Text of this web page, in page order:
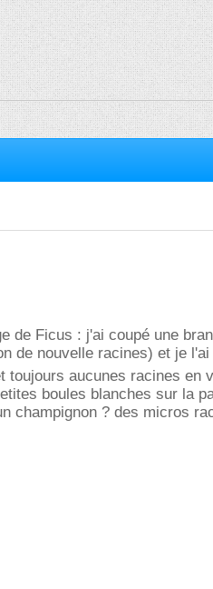
de Ficus : j'ai coupé une
de nouvelle racines) et je
toujours aucunes racines en
boules blanches sur la
champignon ? des micros